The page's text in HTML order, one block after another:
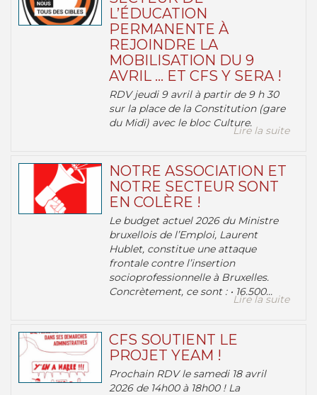
L’ÉDUCATION
PERMANENTE À
REJOINDRE LA
MOBILISATION DU 9
AVRIL … ET CFS Y SERA !
RDV jeudi 9 avril à partir de 9 h 30
sur la place de la Constitution (gare
du Midi) avec le bloc Culture.
Lire la suite
NOTRE ASSOCIATION ET
NOTRE SECTEUR SONT
EN COLÈRE !
Le budget actuel 2026 du Ministre
bruxellois de l’Emploi, Laurent
Hublet, constitue une attaque
frontale contre l’insertion
socioprofessionnelle à Bruxelles.
Concrètement, ce sont : • 16.500...
Lire la suite
CFS SOUTIENT LE
PROJET YEAM !
Prochain RDV le samedi 18 avril
2026 de 14h00 à 18h00 ! La